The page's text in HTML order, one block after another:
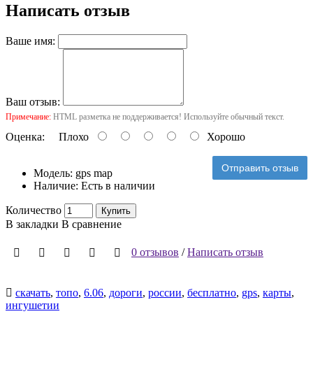
Написать отзыв
Ваше имя:
Ваш отзыв:
Примечание: HTML разметка не поддерживается! Используйте обычный текст.
Оценка: Плохо Хорошо
Отправить отзыв
Модель: gps map
Наличие: Есть в наличии
Количество Купить
В закладки В сравнение
0 отзывов /Написать отзыв
скачать, топо, 6.06, дороги, россии, бесплатно, gps, карты,
ингушетии